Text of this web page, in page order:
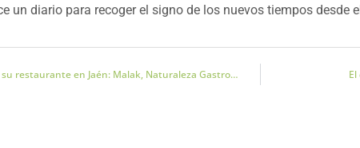
un diario para recoger el signo de los nuevos tiempos desde
Javier Jurado abre su restaurante en Jaén: Malak, Naturaleza Gastronómica.